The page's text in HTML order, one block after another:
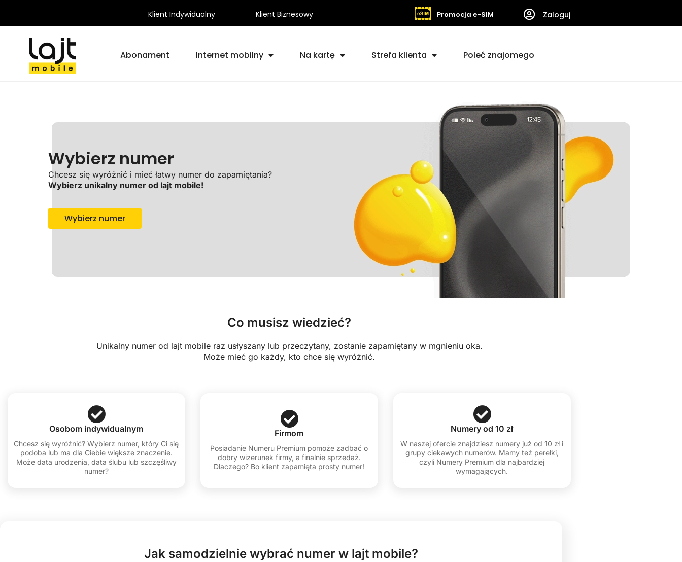
Klient Indywidualny Klient Biznesowy Promocja e-SIM Zaloguj
Abonament Internet mobilny Na kartę Strefa klienta Poleć znajomego
Wybierz numer
Chcesz się wyróżnić i mieć łatwy numer do zapamiętania?
Wybierz unikalny numer od lajt mobile!
Wybierz numer
Co musisz wiedzieć?
Unikalny numer od lajt mobile raz usłyszany lub przeczytany, zostanie zapamiętany w mgnieniu oka.
Może mieć go każdy, kto chce się wyróżnić.
Osobom indywidualnym
Chcesz się wyróżnić? Wybierz numer, który Ci się
podoba lub ma dla Ciebie większe znaczenie.
Może data urodzenia, data ślubu lub szczęśliwy
numer?
Firmom
Posiadanie Numeru Premium pomoże zadbać o
dobry wizerunek firmy, a finalnie sprzedaż.
Dlaczego? Bo klient zapamięta prosty numer!
Numery od 10 zł
W naszej ofercie znajdziesz numery już od 10 zł i
grupy ciekawych numerów. Mamy też perełki,
czyli Numery Premium dla najbardziej
wymagających.
Jak samodzielnie wybrać numer w lajt mobile?